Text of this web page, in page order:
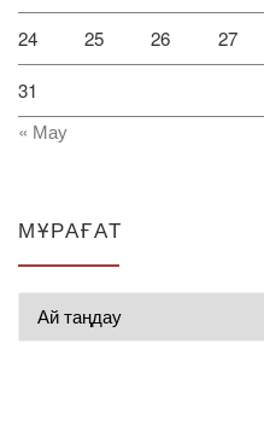
24 25 26 27
31
« Мау
МҰРАҒАТ